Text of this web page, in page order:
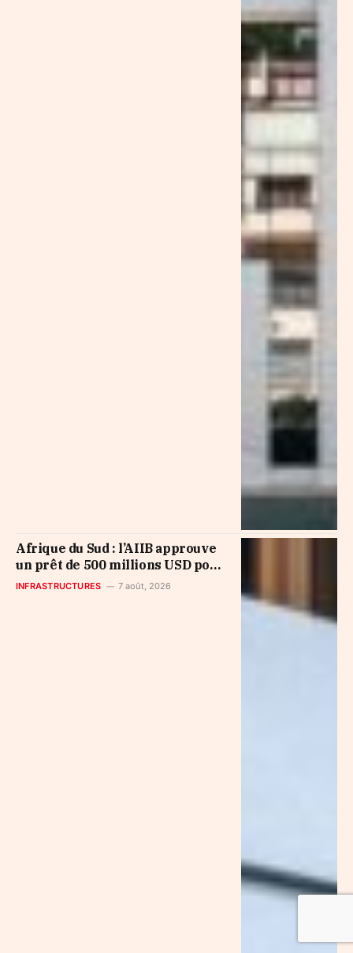
Afrique du Sud : l’AIIB approuve
un prêt de 500 millions USD pour
les services municipaux
INFRASTRUCTURES 7 août, 2026